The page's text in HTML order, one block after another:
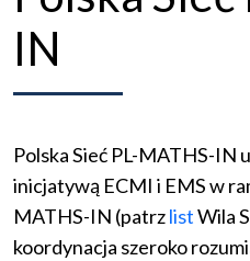
IN
Polska Sieć PL-MATHS-IN
inicjatywą ECMI i EMS w
MATHS-IN (patrzlistWila
koordynacja szeroko